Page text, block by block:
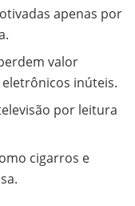
apenas por
valor
inúteis.
por leitura
cigarros e